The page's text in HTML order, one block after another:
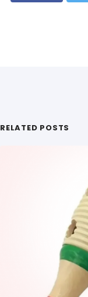
RELATED POSTS